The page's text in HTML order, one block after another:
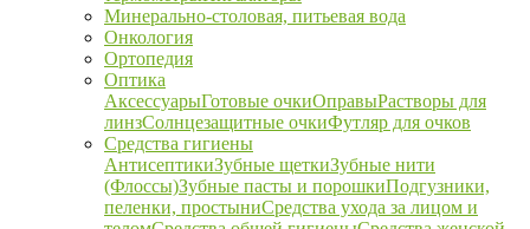
Минерально-столовая, питьевая вода
Онкология
Ортопедия
Оптика
АксессуарыГотовые очкиОправыРастворы для
линзСолнцезащитные очкиФутляр для очков
Средства гигиены
АнтисептикиЗубные щеткиЗубные нити
(Флоссы)Зубные пасты и порошкиПодгузники,
пеленки, простыниСредства ухода за лицом и